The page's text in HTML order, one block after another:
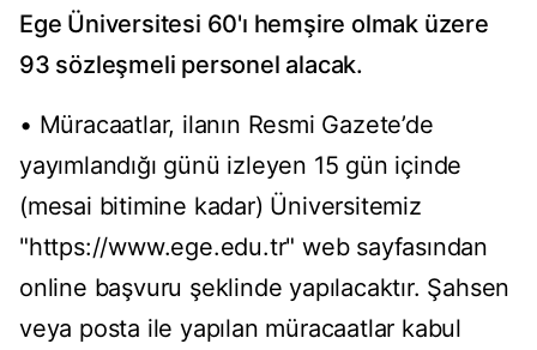
Ege Üniversitesi 60'ı hemşire olmak üzere
93 sözleşmeli personel alacak.
• Müracaatlar, ilanın Resmi Gazete’de
yayımlandığı günü izleyen 15 gün içinde
(mesai bitimine kadar) Üniversitemiz
"https://www.ege.edu.tr" web sayfasından
online başvuru şeklinde yapılacaktır. Şahsen
veya posta ile yapılan müracaatlar kabul